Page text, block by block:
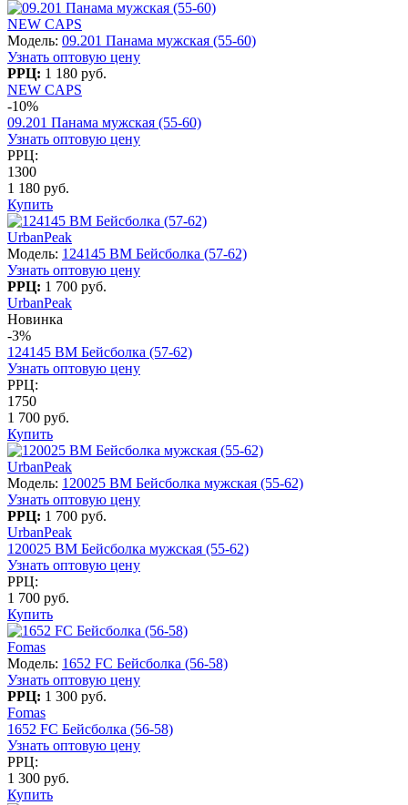
NEW CAPS
Модель: 09.201 Панама мужская (55-60)
Узнать оптовую цену
РРЦ: 1 180 руб.
NEW CAPS
-10%
09.201 Панама мужская (55-60)
Узнать оптовую цену
РРЦ:
1300
1 180 руб.
Купить
UrbanPeak
Модель: 124145 BM Бейсболка (57-62)
Узнать оптовую цену
РРЦ: 1 700 руб.
UrbanPeak
Новинка
-3%
124145 BM Бейсболка (57-62)
Узнать оптовую цену
РРЦ:
1750
1 700 руб.
Купить
UrbanPeak
Модель: 120025 BM Бейсболка мужская (55-62)
Узнать оптовую цену
РРЦ: 1 700 руб.
UrbanPeak
120025 BM Бейсболка мужская (55-62)
Узнать оптовую цену
РРЦ:
1 700 руб.
Купить
Fomas
Модель: 1652 FC Бейсболка (56-58)
Узнать оптовую цену
РРЦ: 1 300 руб.
Fomas
1652 FC Бейсболка (56-58)
Узнать оптовую цену
РРЦ:
1 300 руб.
Купить